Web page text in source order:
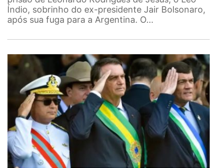
Índio, sobrinho do ex-presidente Jair Bolsonaro,
após sua fuga para a Argentina. O…